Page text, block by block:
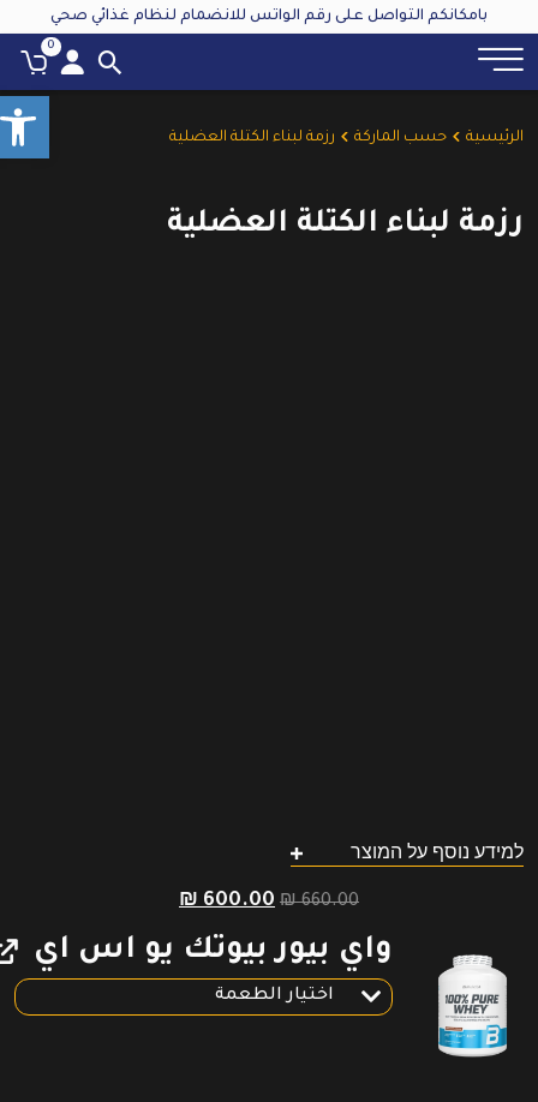
بامكانكم التواصل على رقم الواتس للانضمام لنظام غذائي صحي
0
الرئيسية حسب الماركة رزمة لبناء الكتلة العضلية
رزمة لبناء الكتلة العضلية
למידע נוסף על המוצר
₪660.00
السعر
هو:
₪ 660.00.
₪600.00
السعر
هو:
₪ 600.00.
واي بيور بيوتك يو اس اي